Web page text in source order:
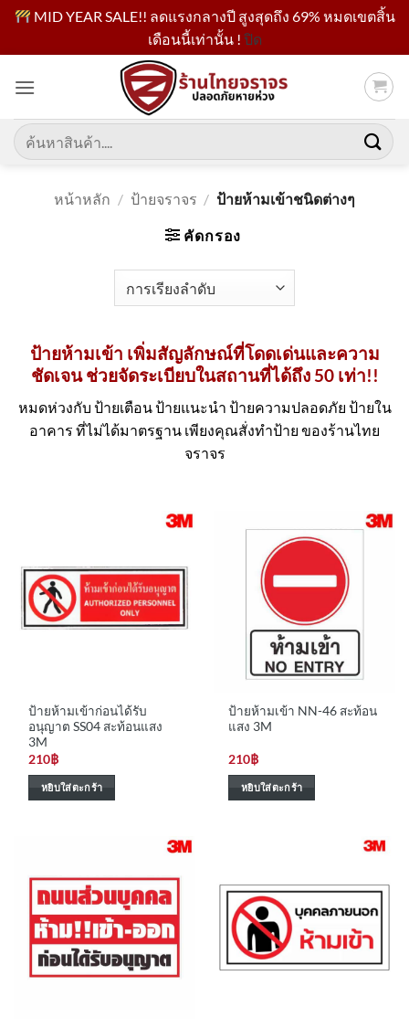
MID YEAR SALE!! ลดแรงกลางปี สูงสุดถึง 69% หมดเขตสิ้น
เดือนนี้เท่านั้น ! ปิด
เนื้อหา
ค้นหา:
หน้าหลัก / ป้ายจราจร / ป้ายห้ามเข้าชนิดต่างๆ
คัดกรอง
ป้ายห้ามเข้า เพิ่มสัญลักษณ์ที่โดดเด่นและความ
ชัดเจน ช่วยจัดระเบียบในสถานที่ได้ถึง 50 เท่า!!
หมดห่วงกับ ป้ายเตือน ป้ายแนะนำ ป้ายความปลอดภัย ป้ายใน
อาคาร ที่ไม่ได้มาตรฐาน เพียงคุณสั่งทำป้าย ของร้านไทย
จราจร
ป้ายห้ามเข้าก่อนได้รับ
อนุญาต SS04 สะท้อนแสง
3M
210฿
หยิบใส่ตะกร้า
ป้ายห้ามเข้า NN-46 สะท้อน
แสง 3M
210฿
หยิบใส่ตะกร้า